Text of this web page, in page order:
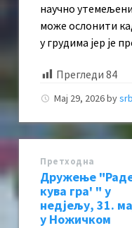
научно
може ослонити
у грудима јер је
Прегледи 84
Мај 29, 2026by
Претходна
Дружење
кува гра' " у
недјељу, 31.
у Ножичком